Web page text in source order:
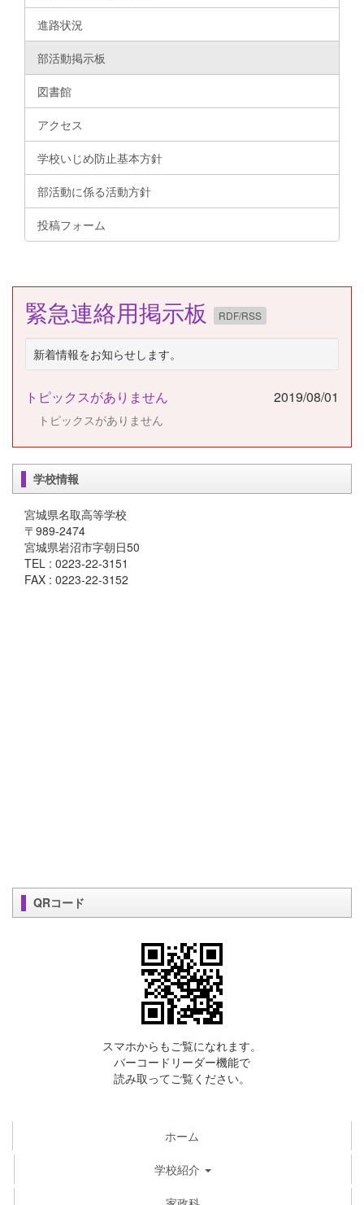
進路状況
部活動掲示板
図書館
アクセス
学校いじめ防止基本方針
部活動に係る活動方針
投稿フォーム
緊急連絡用掲示板 RDF/RSS
新着情報をお知らせします。
トピックスがありません 2019/08/01
トピックスがありません
学校情報
宮城県名取高等学校
〒989-2474
宮城県岩沼市字朝日50
TEL : 0223-22-3151
FAX : 0223-22-3152
QRコード
スマホからもご覧になれます。
バーコードリーダー機能で
読み取ってご覧ください。
ホーム
学校紹介